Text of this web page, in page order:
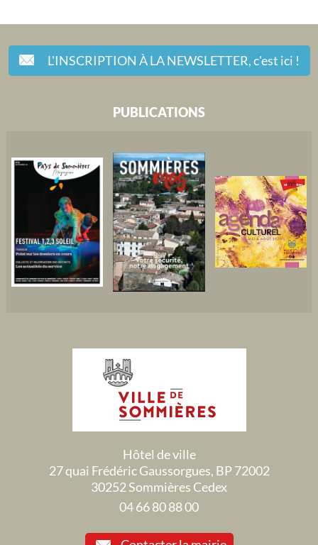
L'INSCRIPTION À LA NEWSLETTER,c'est ici !
PUBLICATIONS
Hôtel de ville
27 quai Frédéric Gaussorgues, BP 72002
30252 Sommières Cedex
04 66 80 88 00